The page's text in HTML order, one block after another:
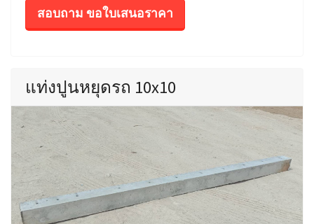
สอบถาม ขอใบเสนอราคา
แท่งปูนหยุดรถ 10x10